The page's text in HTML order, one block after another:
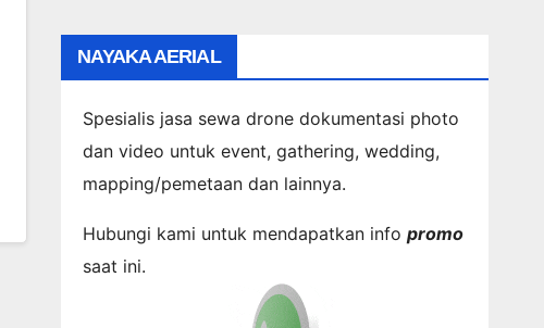
NAYAKA AERIAL
Spesialis jasa sewa drone dokumentasi photo
dan video untuk event, gathering, wedding,
mapping/pemetaan dan lainnya.
Hubungi kami untuk mendapatkan infopromo
saat ini.